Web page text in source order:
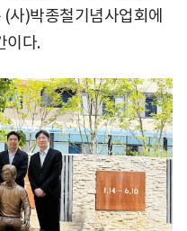
사)박종철기념사업회에
이다.